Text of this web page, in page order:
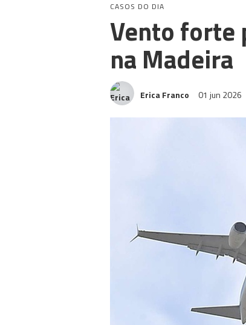
CASOS DO DIA
Vento forte
na Madeira
Erica Franco 01 jun 2026